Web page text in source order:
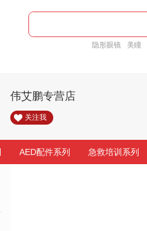
隐形眼镜 美瞳
伟艾鹏专营店
关注我
AED配件系列 急救培训系列